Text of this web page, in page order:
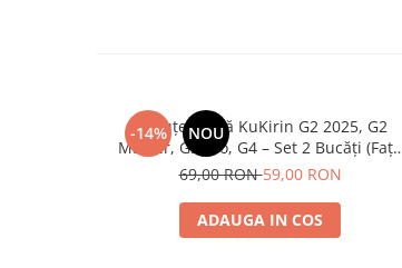
-14% NOU
Plăcuțe Frână KuKirin G2 2025, G2
Master, G3 Pro, G4 – Set 2 Bucăți (Față
sau Spate) Premium
69,00 RON59,00 RON
ADAUGA IN COS